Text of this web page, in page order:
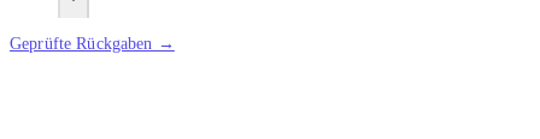
Geprüfte Rückgaben →